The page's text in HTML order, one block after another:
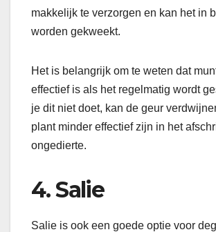
makkelijk te verzorgen en kan het in
worden gekweekt.
Het is belangrijk om te weten dat
effectief is als het regelmatig wordt
je dit niet doet, kan de geur
plant minder effectief zijn in het
ongedierte.
4. Salie
Salie is ook een goede optie voor